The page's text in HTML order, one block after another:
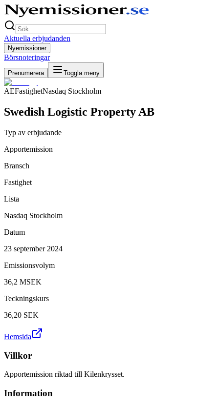
Aktuella erbjudanden
Nyemissioner
Börsnoteringar
Prenumerera Toggla meny
AEFastighetNasdaq Stockholm
Swedish Logistic Property AB
Typ av erbjudande
Apportemission
Bransch
Fastighet
Lista
Nasdaq Stockholm
Datum
23 september 2024
Emissionsvolym
36,2 MSEK
Teckningskurs
36,20 SEK
Hemsida
Villkor
Apportemission riktad till Kilenkrysset.
Information